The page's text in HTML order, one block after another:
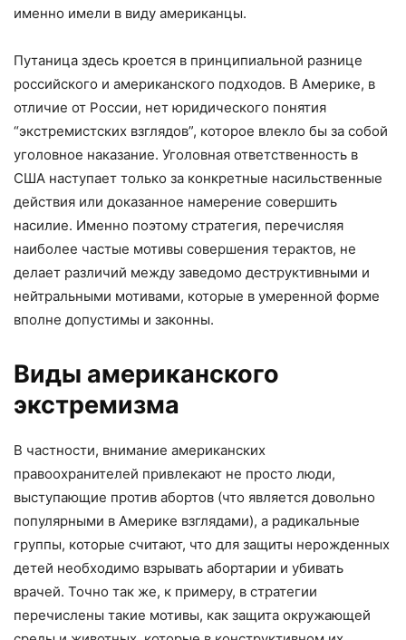
именно имели в виду американцы.
Путаница здесь кроется в принципиальной разнице
российского и американского подходов. В Америке, в
отличие от России, нет юридического понятия
“экстремистских взглядов”, которое влекло бы за собой
уголовное наказание. Уголовная ответственность в
США наступает только за конкретные насильственные
действия или доказанное намерение совершить
насилие. Именно поэтому стратегия, перечисляя
наиболее частые мотивы совершения терактов, не
делает различий между заведомо деструктивными и
нейтральными мотивами, которые в умеренной форме
вполне допустимы и законны.
Виды американского
экстремизма
В частности, внимание американских
правоохранителей привлекают не просто люди,
выступающие против абортов (что является довольно
популярными в Америке взглядами), а радикальные
группы, которые считают, что для защиты нерожденных
детей необходимо взрывать абортарии и убивать
врачей. Точно так же, к примеру, в стратегии
перечислены такие мотивы, как защита окружающей